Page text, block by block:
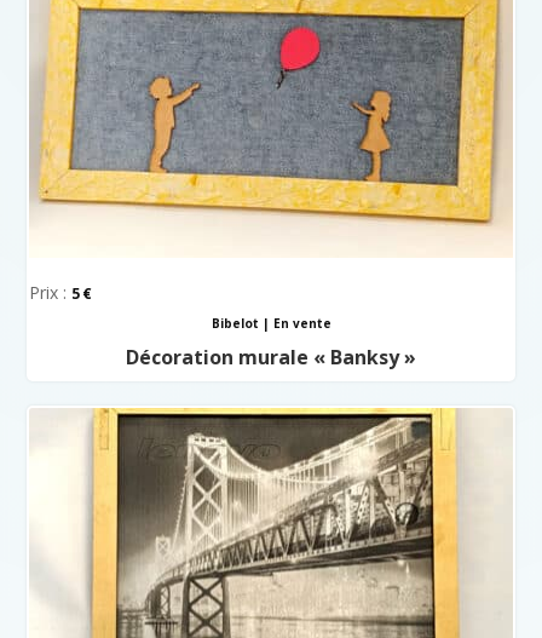
Prix : 5
Bibelot | En vente
Décoration murale « Banksy »